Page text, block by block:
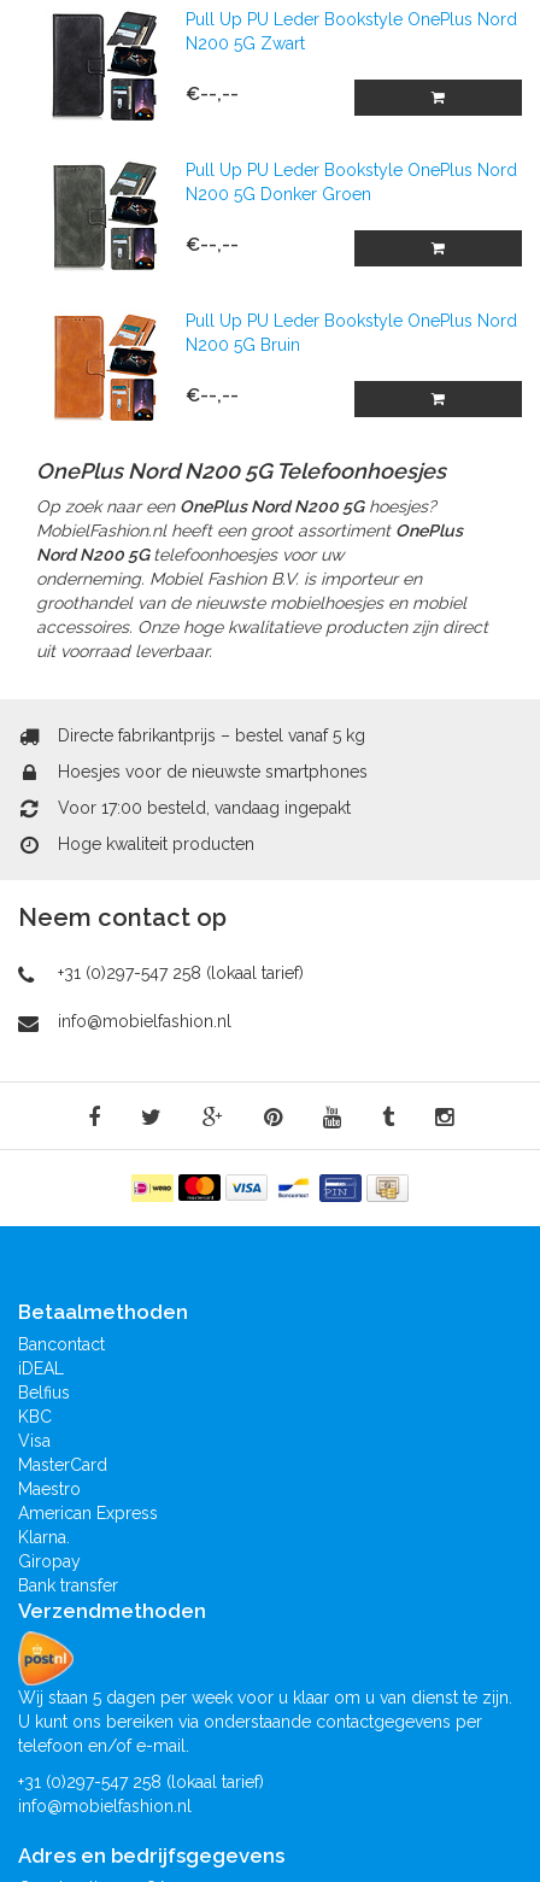
Pull Up PU Leder Bookstyle OnePlus Nord
N200 5G Zwart
€--,--
Pull Up PU Leder Bookstyle OnePlus Nord
N200 5G Donker Groen
€--,--
Pull Up PU Leder Bookstyle OnePlus Nord
N200 5G Bruin
€--,--
OnePlus Nord N200 5G Telefoonhoesjes
Op zoek naar een OnePlus Nord N200 5Ghoesjes?
MobielFashion.nl heeft een groot assortiment OnePlus
Nord N200 5Gtelefoonhoesjes voor uw
onderneming. Mobiel Fashion B.V. is importeur en
groothandel van de nieuwste mobielhoesjes en mobiel
accessoires. Onze hoge kwalitatieve producten zijn direct
uit voorraad leverbaar.
Directe fabrikantprijs – bestel vanaf 5 kg
Hoesjes voor de nieuwste smartphones
Voor 17:00 besteld, vandaag ingepakt
Hoge kwaliteit producten
Neem contact op
+31 (0)297-547 258 (lokaal tarief)
info@mobielfashion.nl
Betaalmethoden
Bancontact
iDEAL
Belfius
KBC
Visa
MasterCard
Maestro
American Express
Klarna.
Giropay
Bank transfer
Verzendmethoden
Wij staan 5 dagen per week voor u klaar om u van dienst te zijn.
U kunt ons bereiken via onderstaande contactgegevens per
telefoon en/of e-mail.
+31 (0)297-547 258 (lokaal tarief)
info@mobielfashion.nl
Adres en bedrijfsgegevens